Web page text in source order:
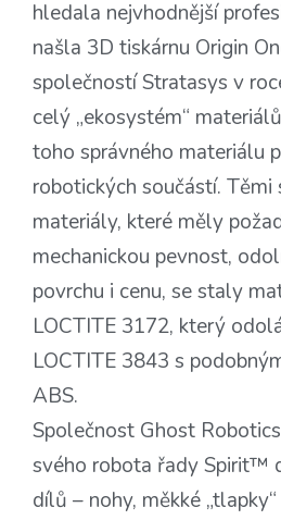
hledala nejvhodnější
našla 3D tiskárnu Origin
společností Stratasys v
celý „ekosystém“
toho správného materiálu
robotických součástí. Těmi
materiály, které měly
mechanickou pevnost,
povrchu i cenu, se staly
LOCTITE 3172, který
LOCTITE 3843 s
ABS.
Společnost Ghost
svého robota řady Spirit™
dílů – nohy, měkké